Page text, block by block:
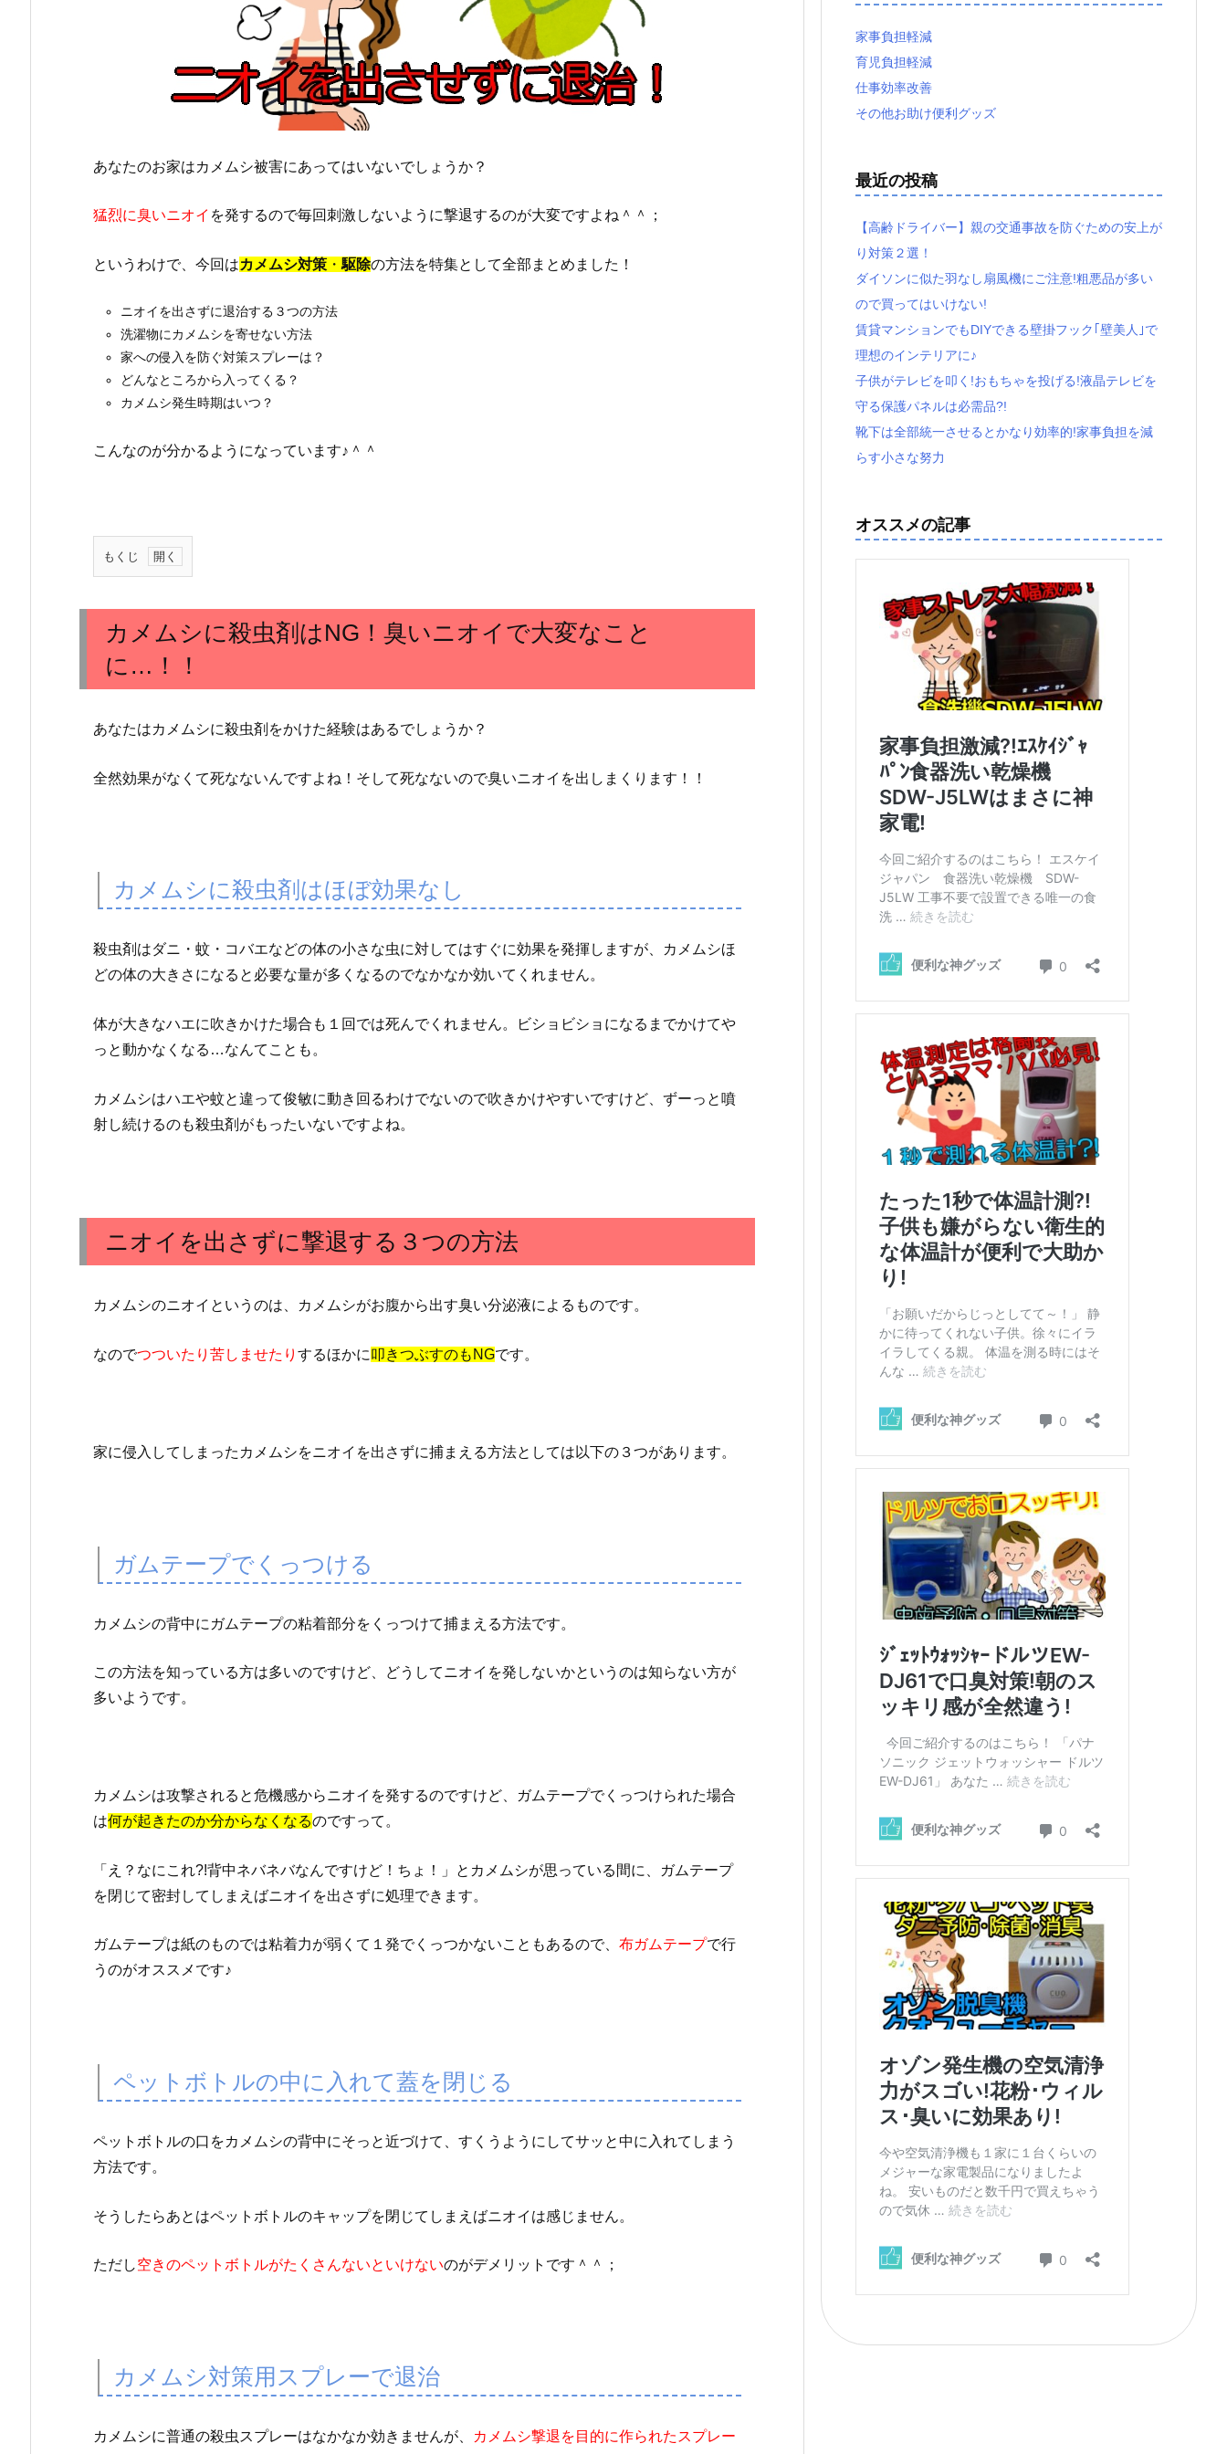
あなたのお家はカメムシ被害にあってはいないでしょうか？
猛烈に臭いニオイ を発するので毎回刺激しないように撃退するのが大変ですよね＾＾；
というわけで、今回はカメムシ対策 ・ 駆除の方法を特集として全部まとめました！
ニオイを出さずに退治する３つの方法
洗濯物にカメムシを寄せない方法
家への侵入を防ぐ対策スプレーは？
どんなところから入ってくる？
カメムシ発生時期はいつ？
こんなのが分かるようになっています♪＾＾
もくじ
1.
メ
ム
シ
に
虫
は
ニ
イ
で
な
こ
に…！！
2.
を
出
さ
に
退
つ
メ
シ
洗
濯
の
を
ぐ
方
は
あ
入
い
よ
に
る
カメムシに殺虫剤はNG！臭いニオイで大変なこと
に…！！
あなたはカメムシに殺虫剤をかけた経験はあるでしょうか？
全然効果がなくて死なないんですよね！そして死なないので臭いニオイを出しまくります！！
カメムシに殺虫剤はほぼ効果なし
殺虫剤はダニ・蚊・コバエなどの体の小さな虫に対してはすぐに効果を発揮しますが、カメムシほ
どの体の大きさになると必要な量が多くなるのでなかなか効いてくれません。
体が大きなハエに吹きかけた場合も１回では死んでくれません。ビショビショになるまでかけてや
っと動かなくなる…なんてことも。
カメムシはハエや蚊と違って俊敏に動き回るわけでないので吹きかけやすいですけど、ずーっと噴
射し続けるのも殺虫剤がもったいないですよね。
ニオイを出さずに撃退する３つの方法
カメムシのニオイというのは、カメムシがお腹から出す臭い分泌液によるものです。
なのでつついたり苦しませたり するほかに叩きつぶすのもNGです。
家に侵入してしまったカメムシをニオイを出さずに捕まえる方法としては以下の３つがあります。
ガムテープでくっつける
カメムシの背中にガムテープの粘着部分をくっつけて捕まえる方法です。
この方法を知っている方は多いのですけど、どうしてニオイを発しないかというのは知らない方が
多いようです。
カメムシは攻撃されると危機感からニオイを発するのですけど、ガムテープでくっつけられた場合
は何が起きたのか分からなくなるのですって。
「え？なにこれ?!背中ネバネバなんですけど！ちょ！」とカメムシが思っている間に、ガムテープ
を閉じて密封してしまえばニオイを出さずに処理できます。
ガムテープは紙のものでは粘着力が弱くて１発でくっつかないこともあるので、 布ガムテープで行
うのがオススメです♪
ペットボトルの中に入れて蓋を閉じる
ペットボトルの口をカメムシの背中にそっと近づけて、すくうようにしてサッと中に入れてしまう
方法です。
そうしたらあとはペットボトルのキャップを閉じてしまえばニオイは感じません。
ただし空きのペットボトルがたくさんないといけないのがデメリットです＾＾；
カメムシ対策用スプレーで退治
カメムシに普通の殺虫スプレーはなかなか効きませんが、
カメムシ撃退を目的に作られたスプレー
家事負担軽減
育児負担軽減
仕事効率改善
その他お助け便利グッズ
最近の投稿
【高齢ドライバー】親の交通事故を防ぐための安上が
り対策２選！
ダイソンに似た羽なし扇風機にご注意!粗悪品が多い
ので買ってはいけない!
賃貸マンションでもDIYできる壁掛フック｢壁美人｣で
理想のインテリアに♪
子供がテレビを叩く!おもちゃを投げる!液晶テレビを
守る保護パネルは必需品?!
靴下は全部統一させるとかなり効率的!家事負担を減
らす小さな努力
オススメの記事